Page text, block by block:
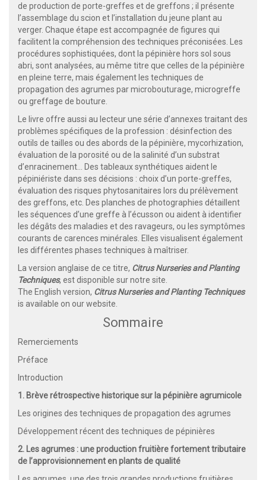
de production de porte-greffes et de greffons ; il présente
l’assemblage du scion et l’installation du jeune plant au
verger. Chaque étape est accompagnée de figures qui
facilitent la compréhension des techniques préconisées. Les
procédures sophistiquées, dont la pépinière hors sol sous
abri, sont analysées, au même titre que celles de la pépinière
en pleine terre, mais également les techniques de
propagation des agrumes par microbouturage, microgreffe
ou greffage de bouture.
Le livre offre aussi au lecteur une série d’annexes traitant des
problèmes spécifiques de la profession : désinfection des
outils de tailles ou des abords de la pépinière, mycorhization,
évaluation de la porosité ou de la salinité d’un substrat
d’enracinement… Des tableaux synthétiques aident le
pépiniériste dans ses décisions : choix d’un porte-greffes,
évaluation des risques phytosanitaires lors du prélèvement
des greffons, etc. Des planches de photographies détaillent
les séquences d’une greffe à l’écusson ou aident à identifier
les dégâts des maladies et des ravageurs, ou les symptômes
courants de carences minérales. Elles visualisent également
les différentes phases techniques à maîtriser.
La version anglaise de ce titre, Citrus Nurseries and Planting
Techniques, est disponible sur notre site.
The English version, Citrus Nurseries and Planting Techniques
is available on our website.
Sommaire
Remerciements
Préface
Introduction
1. Brève rétrospective historique sur la pépinière agrumicole
Les origines des techniques de propagation des agrumes
Développement récent des techniques de pépinières
2. Les agrumes : une production fruitière fortement tributaire
de l’approvisionnement en plants de qualité